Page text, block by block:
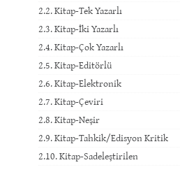
2.2. Kitap-Tek Yazarlı
2.3. Kitap-İki Yazarlı
2.4. Kitap-Çok Yazarlı
2.5. Kitap-Editörlü
2.6. Kitap-Elektronik
2.7. Kitap-Çeviri
2.8. Kitap-Neşir
2.9. Kitap-Tahkik/Edisyon Kritik
2.10. Kitap-Sadeleştirilen